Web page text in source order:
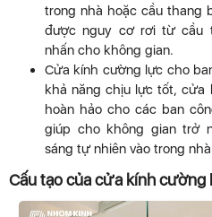
trong nhà hoặc cầu thang
được nguy cơ rơi từ cầu
nhấn cho không gian.
Cửa kính cường lực cho
khả năng chịu lực tốt,
hoàn hảo cho các ban
giúp cho không gian trở
sáng tự nhiên vào trong
Cấu tạo của cửa kính cường